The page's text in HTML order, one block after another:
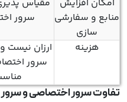
امکان افزایش
منابع و سفارشی
سازی
مقیاس
سرور
هزینه
ارزان نیست
سرور
تفاوت سرور اختصاصی و